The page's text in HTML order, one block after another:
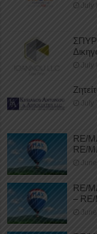
July
July
July
RE/
RE/
RE/
–